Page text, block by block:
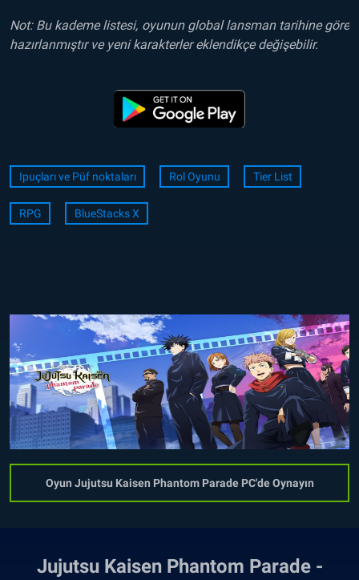
Not: Bu kademe listesi, oyunun global lansman tarihine göre
hazırlanmıştır ve yeni karakterler eklendikçe değişebilir.
Ipuçları ve Püf noktaları Rol Oyunu Tier List
RPG BlueStacks X
Oyun Jujutsu Kaisen Phantom Parade PC'de Oynayın
Jujutsu Kaisen Phantom Parade -